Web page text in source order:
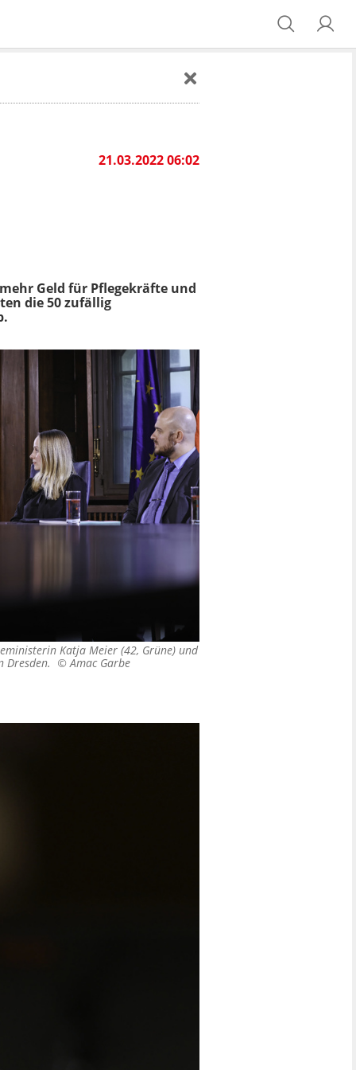
21.03.2022 06:02
Geld für Pflegekräfte und
die 50 zufällig
Katja Meier (42, Grüne) und
Dresden. ©Amac Garbe